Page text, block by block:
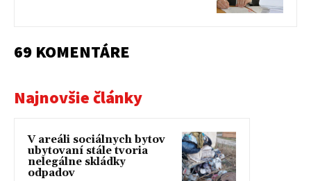
69 KOMENTÁRE
Najnovšie články
V areáli sociálnych bytov
ubytovaní stále tvoria
nelegálne skládky
odpadov